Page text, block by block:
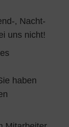
, Nacht-
uns nicht!
haben